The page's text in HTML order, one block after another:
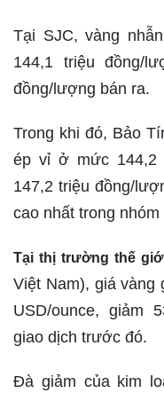
Tại SJC, vàng
144,1 triệu đồng/
đồng/lượng bán ra.
Trong khi đó, Bảo
ép vỉ ở mức 144,2
147,2 triệu đồng/
cao nhất trong
Tại thị trường thế
Việt Nam), giá
USD/ounce, giảm
giao dịch trước đó.
Đà giảm của kim